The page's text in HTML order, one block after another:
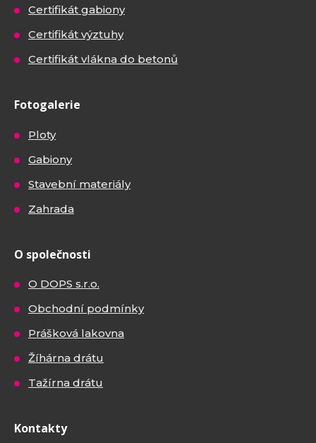
Certifikát gabiony
Certifikát výztuhy
Certifikát vlákna do betonů
Fotogalerie
Ploty
Gabiony
Stavební materiály
Zahrada
O společnosti
O DOPS s.r.o.
Obchodní podmínky
Prášková lakovna
Žíhárna drátu
Tažírna drátu
Kontakty